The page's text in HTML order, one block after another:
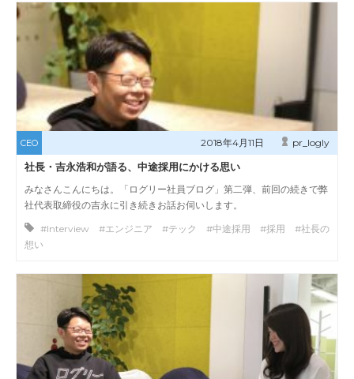
CEO 2018年4月11日 pr_logly
社長・吉永浩和が語る、中途採用にかける思い
みなさんこんにちは。「ログリー社員ブログ」第二弾、前回の続きで弊
社代表取締役の吉永に引き続きお話お伺いします。
#Interview #エンジニア #テック #中途採用 #採用 #社長の
想い